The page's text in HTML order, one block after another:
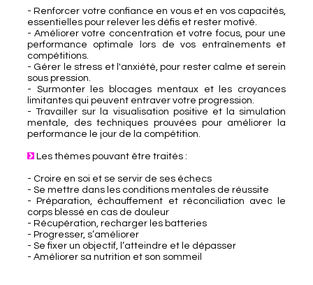
- Renforcer votre confiance en vous et en vos capacités,
essentielles pour relever les défis et rester motivé.
- Améliorer votre concentration et votre focus, pour une
performance optimale lors de vos entraînements et
compétitions.
- Gérer le stress et l'anxiété, pour rester calme et serein
sous pression.
- Surmonter les blocages mentaux et les croyances
limitantes qui peuvent entraver votre progression.
- Travailler sur la visualisation positive et la simulation
mentale, des techniques prouvées pour améliorer la
performance le jour de la compétition.
Les thèmes pouvant être traités :
- Croire en soi et se servir de ses échecs
- Se mettre dans les conditions mentales de réussite
- Préparation, échauffement et réconciliation avec le
corps blessé en cas de douleur
- Récupération, recharger les batteries
- Progresser, s’améliorer
- Se fixer un objectif, l’atteindre et le dépasser
- Améliorer sa nutrition et son sommeil